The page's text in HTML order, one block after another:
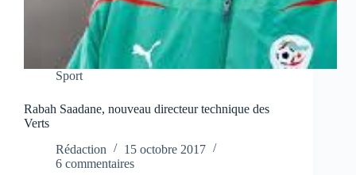
Sport
Rabah Saadane, nouveau directeur technique des
Verts
Rédaction
15 octobre 2017
6 commentaires